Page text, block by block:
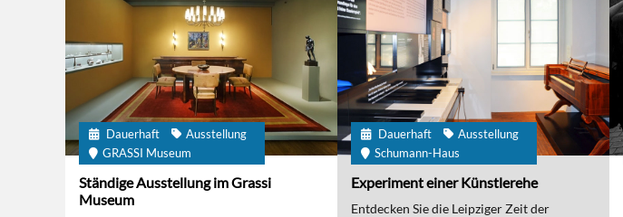
Dauerhaft
Ausstellung
GRASSI Museum
Ständige Ausstellung im Grassi
Museum
Dauerhaft
Ausstellung
Schumann-Haus
Experiment einer Künstlerehe
Entdecken Sie die Leipziger Zeit der